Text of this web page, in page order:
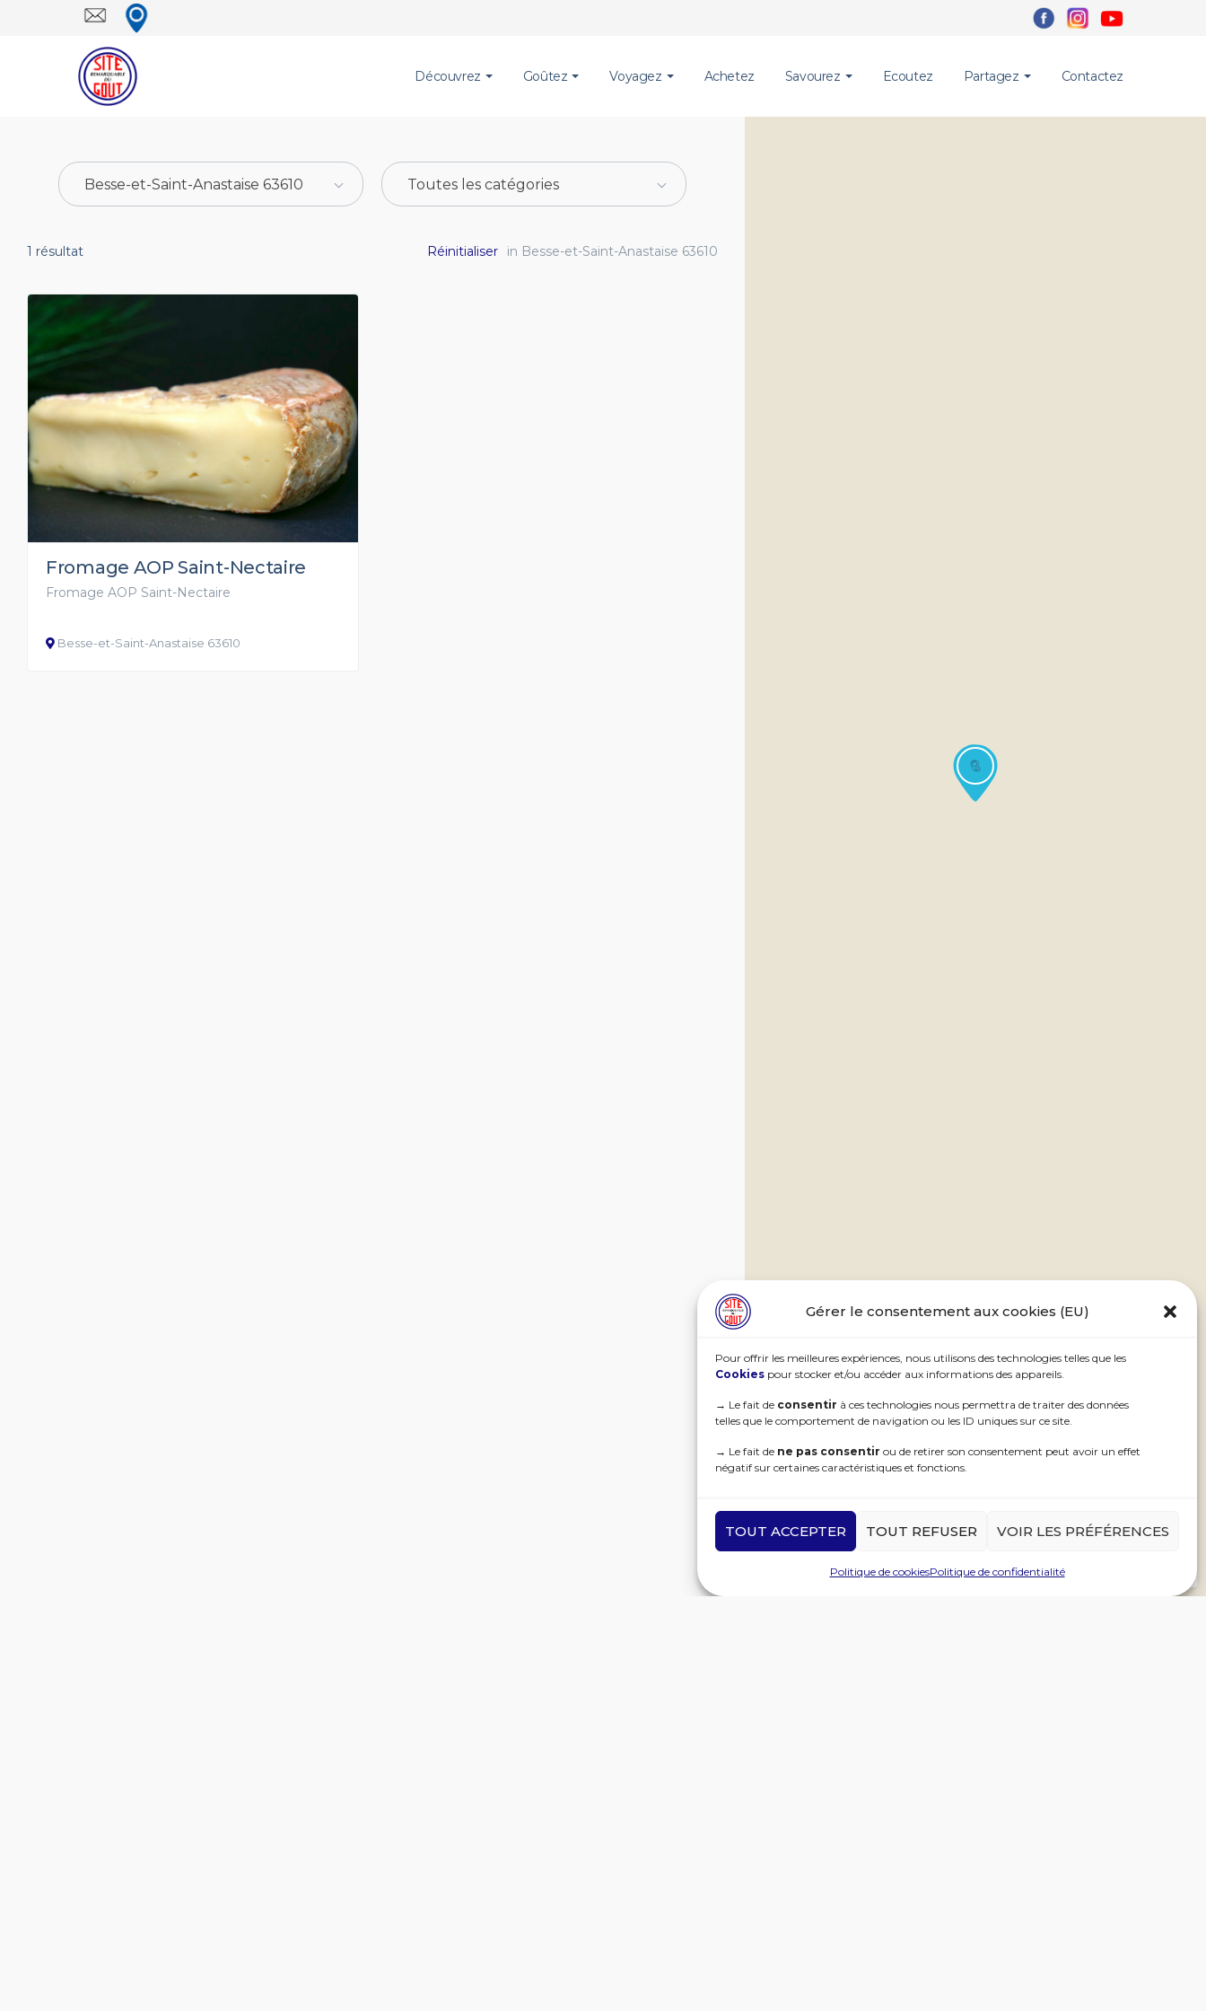
Gérer le consentement aux cookies (EU)
Pour offrir les meilleures expériences, nous utilisons des technologies telles que les
Cookies pour stocker et/ou accéder aux informations des appareils.
→ Le fait de consentir à ces technologies nous permettra de traiter des données
telles que le comportement de navigation ou les ID uniques sur ce site.
→ Le fait de ne pas consentir ou de retirer son consentement peut avoir un effet
négatif sur certaines caractéristiques et fonctions.
TOUT ACCEPTER TOUT REFUSER VOIR LES PRÉFÉRENCES
Politique de cookiesPolitique de confidentialité
Découvrez Goûtez Voyagez Achetez Savourez Ecoutez Partagez Contactez
Besse-et-Saint-Anastaise 63610 Toutes les catégories
1 résultat in Besse-et-Saint-Anastaise 63610
Réinitialiser
Fromage AOP Saint-Nectaire
Fromage AOP Saint-Nectaire
Besse-et-Saint-Anastaise 63610